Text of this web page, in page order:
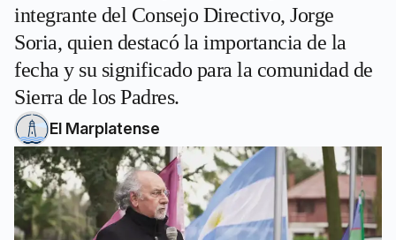
integrante del Consejo Directivo, Jorge
Soria, quien destacó la importancia de la
fecha y su significado para la comunidad de
Sierra de los Padres.
El Marplatense